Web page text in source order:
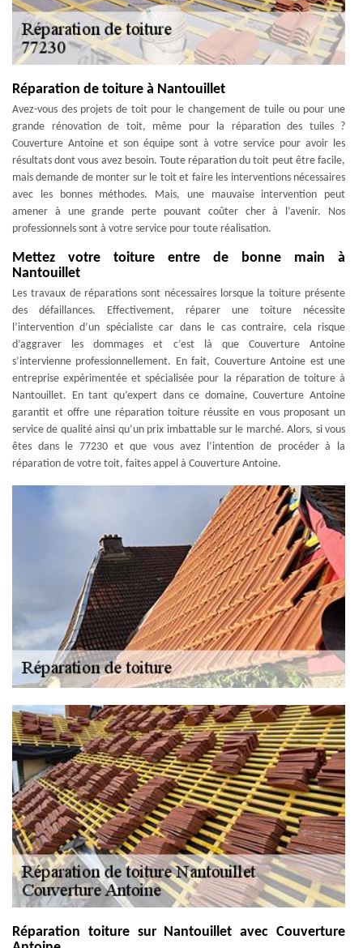
Réparation de toiture à Nantouillet
Avez-vous des projets de toit pour le changement de tuile ou pour une
grande rénovation de toit, même pour la réparation des tuiles ?
Couverture Antoine et son équipe sont à votre service pour avoir les
résultats dont vous avez besoin. Toute réparation du toit peut être facile,
mais demande de monter sur le toit et faire les interventions nécessaires
avec les bonnes méthodes. Mais, une mauvaise intervention peut
amener à une grande perte pouvant coûter cher à l’avenir. Nos
professionnels sont à votre service pour toute réalisation.
Mettez votre toiture entre de bonne main à
Nantouillet
Les travaux de réparations sont nécessaires lorsque la toiture présente
des défaillances. Effectivement, réparer une toiture nécessite
l’intervention d’un spécialiste car dans le cas contraire, cela risque
d’aggraver les dommages et c’est là que Couverture Antoine
s’intervienne professionnellement. En fait, Couverture Antoine est une
entreprise expérimentée et spécialisée pour la réparation de toiture à
Nantouillet. En tant qu’expert dans ce domaine, Couverture Antoine
garantit et offre une réparation toiture réussite en vous proposant un
service de qualité ainsi qu’un prix imbattable sur le marché. Alors, si vous
êtes dans le 77230 et que vous avez l’intention de procéder à la
réparation de votre toit, faites appel à Couverture Antoine.
Réparation toiture sur Nantouillet avec Couverture